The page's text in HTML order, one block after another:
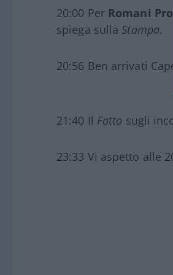
20:00 Per Romani
spiega sullaStampa.
20:56 Ben arrivati
21:40 Il Fatto sugli
23:33 Vi aspetto alle